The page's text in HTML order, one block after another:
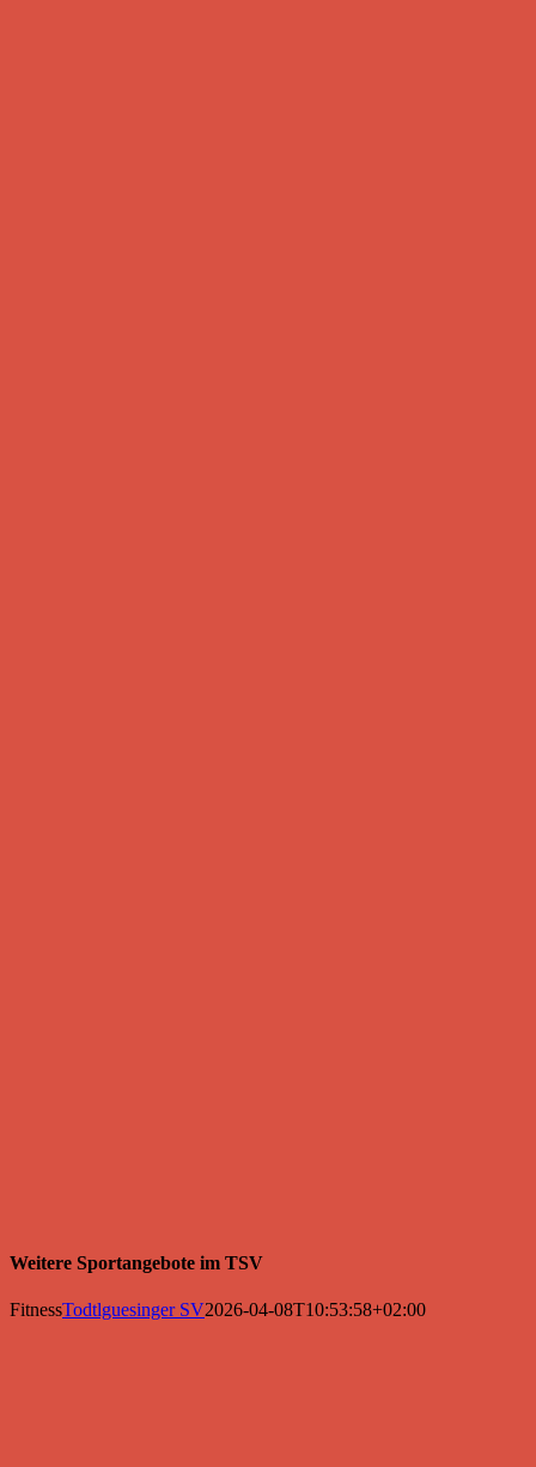
Weitere Sportangebote im TSV
FitnessTodtlguesinger SV2026-04-08T10:53:58+02:00